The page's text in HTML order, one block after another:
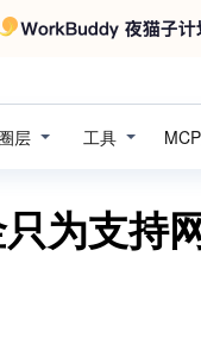
圈层 工具
为支持